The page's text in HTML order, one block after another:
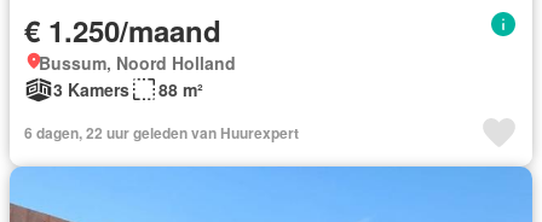
€ 1.250/maand
Bussum, Noord Holland
3 Kamers
88 m²
6 dagen, 22 uur geleden van Huurexpert